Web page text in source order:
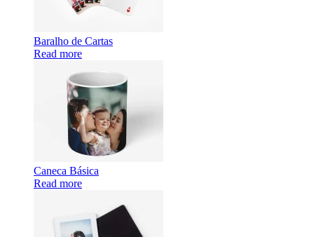
Baralho de Cartas
Read more
Caneca Básica
Read more